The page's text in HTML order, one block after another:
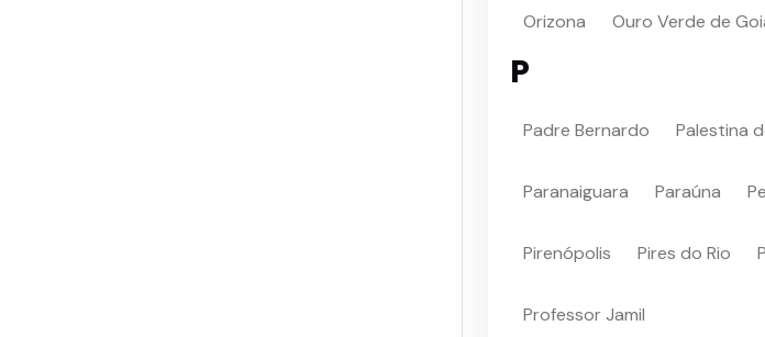
Orizona Ouro Verde de
P
Padre Bernardo Palestina
Paranaiguara Paraúna
Pirenópolis Pires do Rio
Professor Jamil